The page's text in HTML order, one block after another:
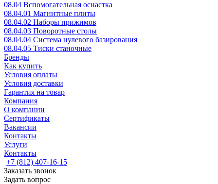
08.04 Вспомогательная оснастка
08.04.01 Магнитные плиты
08.04.02 Наборы прижимов
08.04.03 Поворотные столы
08.04.04 Система нулевого базирования
08.04.05 Тиски станочные
Бренды
Как купить
Условия оплаты
Условия доставки
Гарантия на товар
Компания
О компании
Сертификаты
Вакансии
Контакты
Услуги
Контакты
+7 (812) 407-16-15
Заказать звонок
Задать вопрос